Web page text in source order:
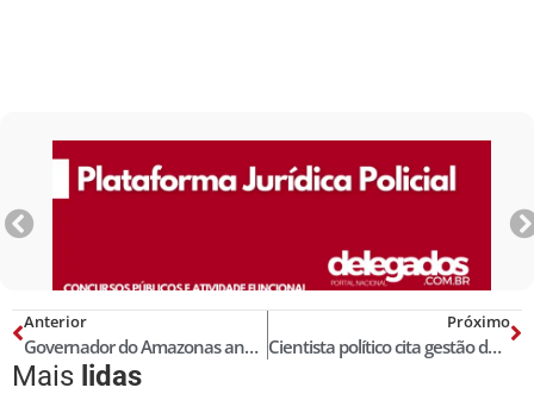
Anterior
Governador do Amazonas anuncia aumento de 15% no salário dos policiais civis; em dezembro
Próximo
Cientista político cita gestão do governador João Azevêdo na Segurança da Paraíba como exemplar para o país
Mais lidas